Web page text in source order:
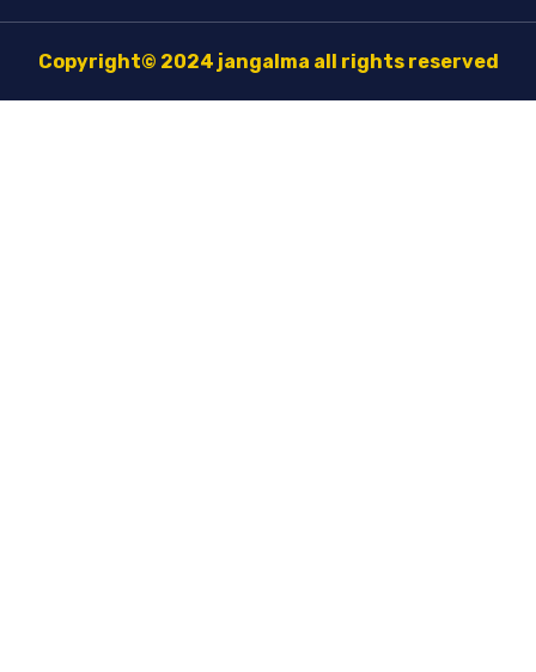
Copyright© 2024 jangalma all rights reserved